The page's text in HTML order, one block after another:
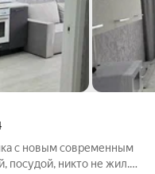
с новым современным
посудой, никто не жил.